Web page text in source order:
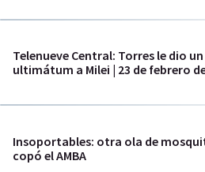
Telenueve Central: Torres le dio un
ultimátum a Milei | 23 de febrero
Insoportables: otra ola de
copó el AMBA